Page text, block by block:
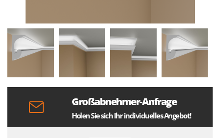
Großabnehmer-Anfrage
Holen Sie sich Ihr individuelles Angebot!